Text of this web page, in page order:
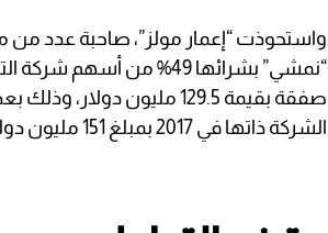
“نمشي” بشرائها 49% من
الشركة ذاتها في 2017 بمبلغ 151 مليون دولار.